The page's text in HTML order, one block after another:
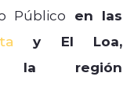
Público en las
y El Loa,
la región